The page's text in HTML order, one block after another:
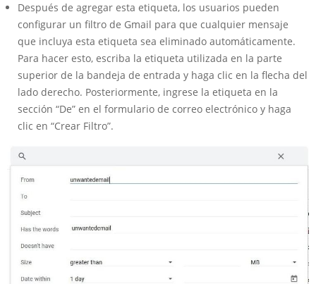
Después de agregar esta etiqueta, los usuarios pueden
configurar un filtro de Gmail para que cualquier mensaje
que incluya esta etiqueta sea eliminado automáticamente.
Para hacer esto, escriba la etiqueta utilizada en la parte
superior de la bandeja de entrada y haga clic en la flecha del
lado derecho. Posteriormente, ingrese la etiqueta en la
sección “De” en el formulario de correo electrónico y haga
clic en “Crear Filtro”.